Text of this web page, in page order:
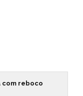
com reboco